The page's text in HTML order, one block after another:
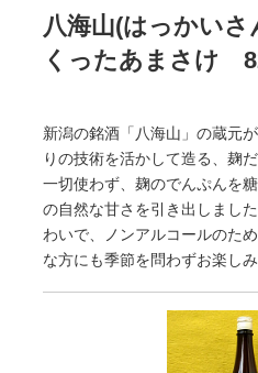
八海山(はっかい
くったあまさけ
新潟の銘酒「八海山」の蔵元
りの技術を活かして造る、麹
一切使わず、麹のでんぷんを
の自然な甘さを引き出しまし
わいで、ノンアルコールのた
な方にも季節を問わずお楽しみ